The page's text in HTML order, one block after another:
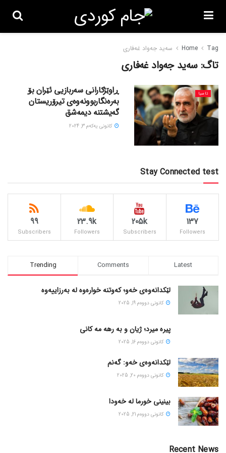
Home Tag سەید جەواد غەفاری
تاگ: سەید جەواد غەفاری
ئاسیا
ڕاوێژکارانی سەربازیی ئێران بۆ
بەرەنگاربوونەوەی تیرۆریستان
گەیشتنە دیمەشق
كانونی یه‌كه‌م 3, 2024
Stay Connected test
137
Followers
205k
Subscribers
23.9k
Followers
99
Subscribers
Trending Comments Latest
لێکدانەوەی خەو؛ کەوتنە خوارەوە لە بەرزاییەوە
كانونی دووه‌م 19, 2025
پیره میرد؛ ژیان و به رهه مه کانی
كانونی دووه‌م 16, 2025
لێکدانەوەی خەو: گەنم
كانونی دووه‌م 20, 2025
بینینی خورما لە خەودا
كانونی دووه‌م 21, 2025
Recent News